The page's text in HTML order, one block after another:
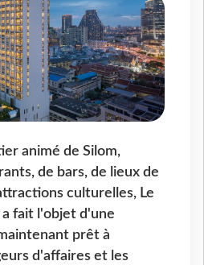
animé de Silom,
de bars, de lieux de
culturelles, Le
fait l'objet d'une
prêt à
d'affaires et les